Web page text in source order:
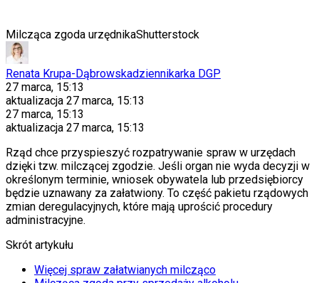
Milcząca zgoda urzędnikaShutterstock
Renata Krupa-Dąbrowskadziennikarka DGP
27 marca, 15:13
aktualizacja 27 marca, 15:13
27 marca, 15:13
aktualizacja 27 marca, 15:13
Rząd chce przyspieszyć rozpatrywanie spraw w urzędach
dzięki tzw. milczącej zgodzie. Jeśli organ nie wyda decyzji w
określonym terminie, wniosek obywatela lub przedsiębiorcy
będzie uznawany za załatwiony. To część pakietu rządowych
zmian deregulacyjnych, które mają uprościć procedury
administracyjne.
Skrót artykułu
Więcej spraw załatwianych milcząco